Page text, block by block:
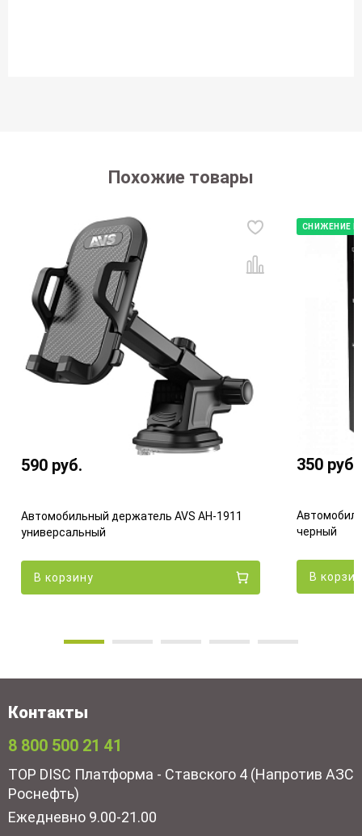
Похожие товары
590 руб.
Автомобильный держатель AVS AH-1911
универсальный
В корзину
СНИЖЕНИЕ
350 руб.
черный
В
Контакты
8 800 500 21 41
TOP DISC Платформа - Ставского 4 (Напротив АЗС
Роснефть)
Ежедневно 9.00-21.00